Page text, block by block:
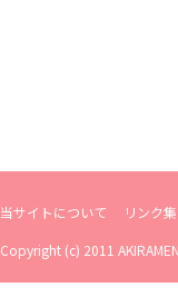
当サイトについて リンク集
Copyright (c) 2011